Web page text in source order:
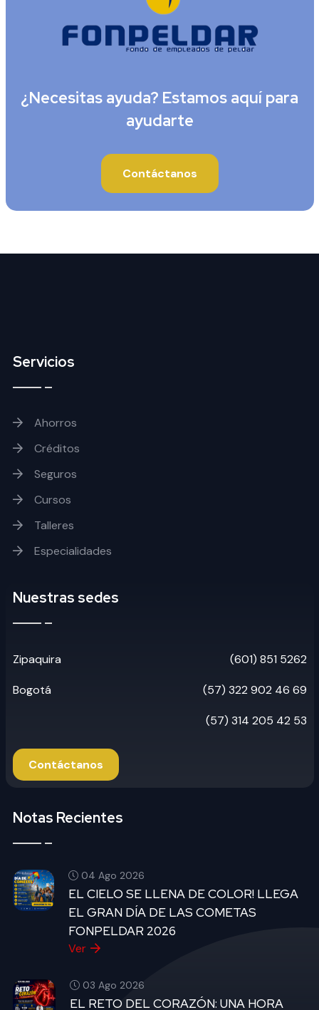
¿Necesitas ayuda? Estamos aquí para
ayudarte
Contáctanos
Servicios
Ahorros
Créditos
Seguros
Cursos
Talleres
Especialidades
Nuestras sedes
Zipaquira (601) 851 5262
Bogotá (57) 322 902 46 69
(57) 314 205 42 53
Contáctanos
Notas Recientes
04 Ago 2026
EL CIELO SE LLENA DE COLOR! LLEGA
EL GRAN DÍA DE LAS COMETAS
FONPELDAR 2026
Ver
03 Ago 2026
EL RETO DEL CORAZÓN: UNA HORA